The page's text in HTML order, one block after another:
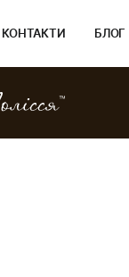
КОНТАКТИ БЛОГ